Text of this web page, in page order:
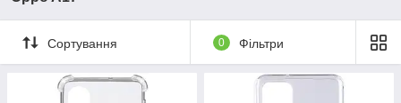
Сортування 0 Фільтри